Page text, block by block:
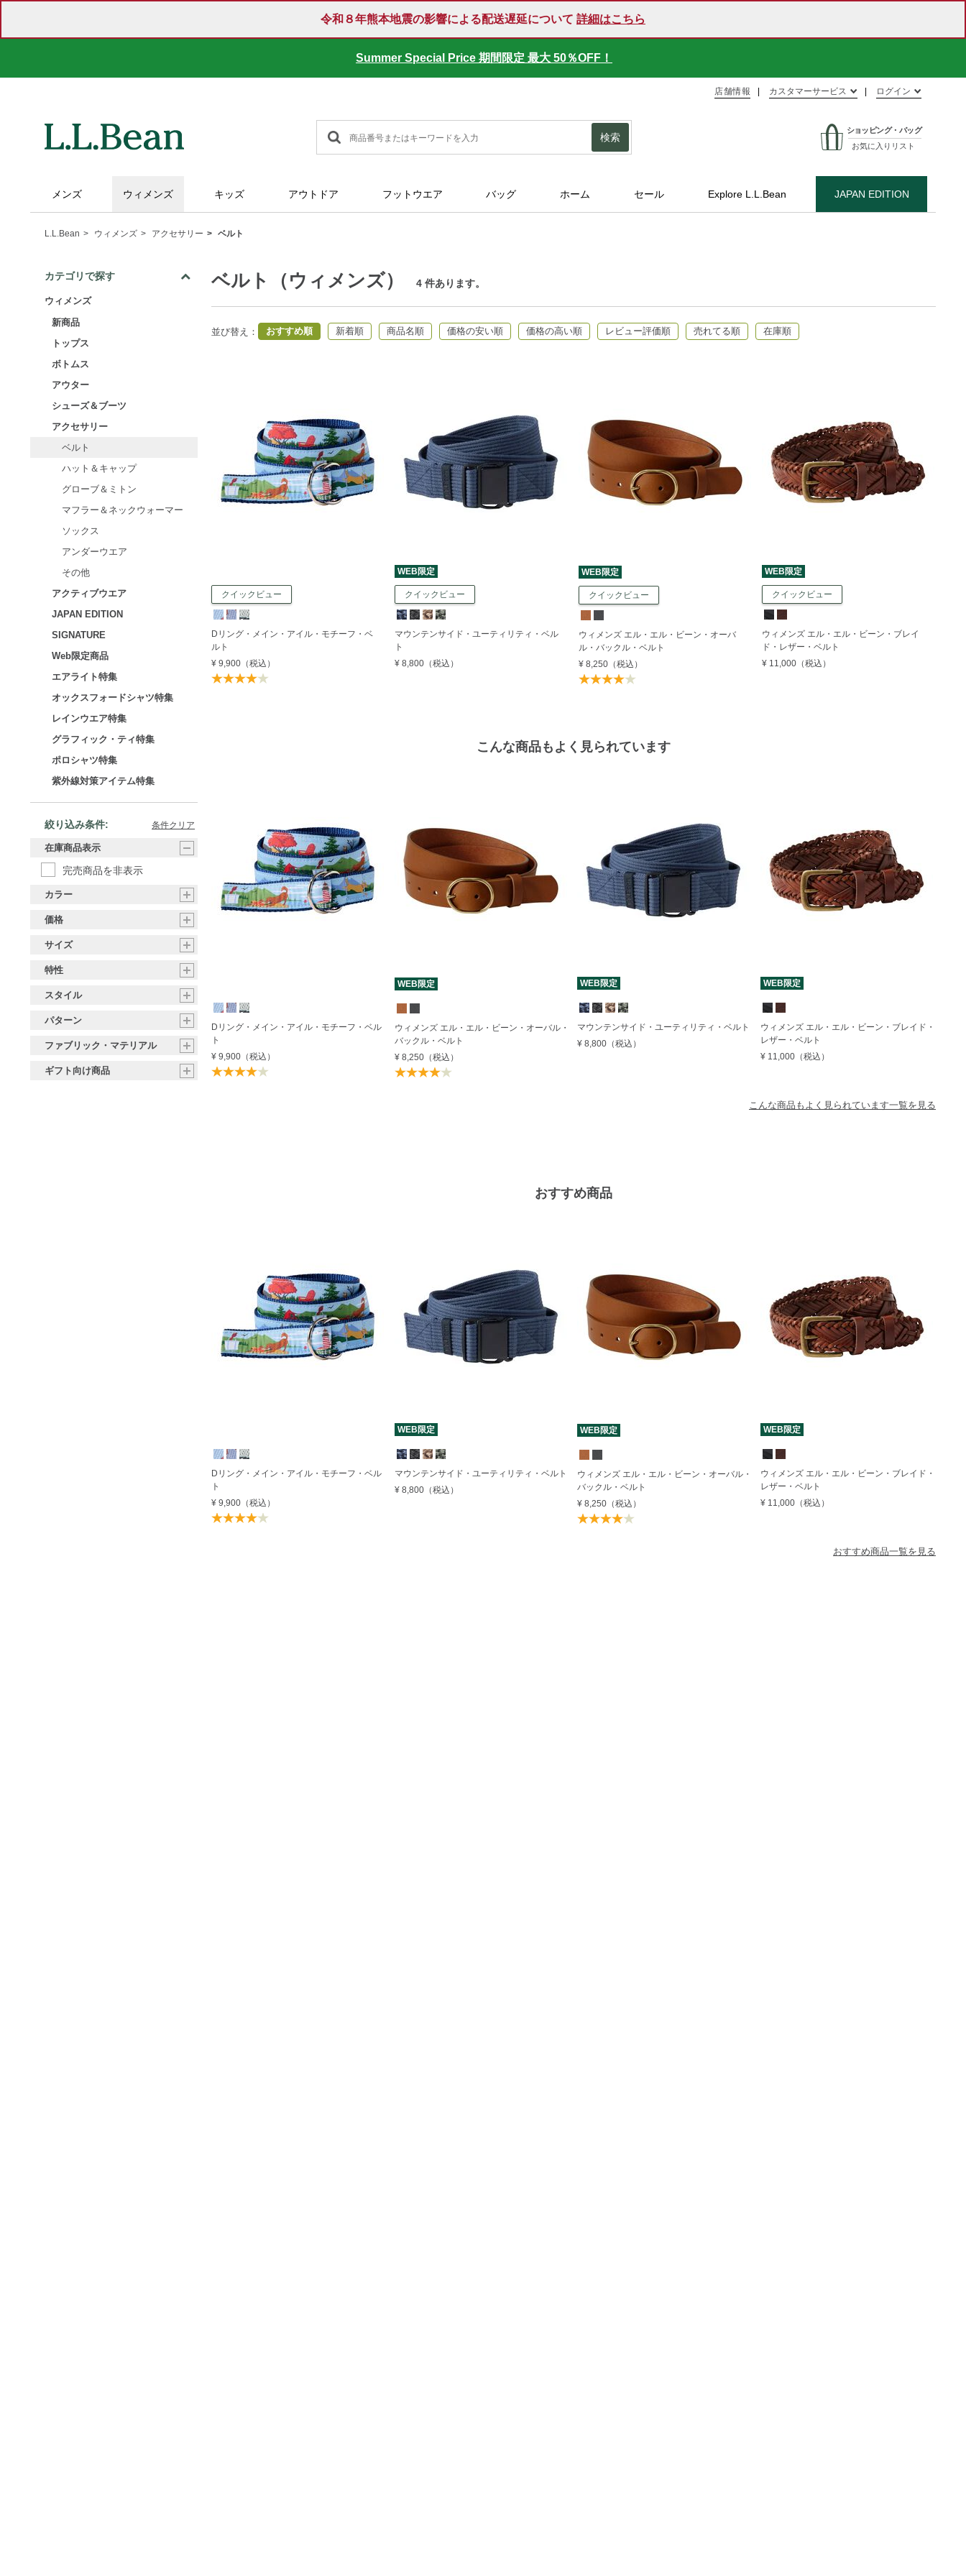
令和８年熊本地震の影響による配送遅延について 詳細はこちら
Summer Special Price 期間限定 最大 50％OFF！
店舗情報 カスタマーサービス ログイン
検索
ショッピング・バッグ
お気に入りリスト
メンズ ウィメンズ キッズ アウトドア フットウエア バッグ ホーム セール Explore L.L.Bean JAPAN EDITION
L.L.Bean ウィメンズ アクセサリー ベルト
カテゴリで探す
ウィメンズ
新商品
トップス
ボトムス
アウター
シューズ＆ブーツ
アクセサリー
ベルト
ハット＆キャップ
グローブ＆ミトン
マフラー＆ネックウォーマー
ソックス
アンダーウエア
その他
アクティブウエア
JAPAN EDITION
SIGNATURE
Web限定商品
エアライト特集
オックスフォードシャツ特集
レインウエア特集
グラフィック・ティ特集
ポロシャツ特集
紫外線対策アイテム特集
絞り込み条件: 条件クリア
在庫商品表示
完売商品を非表示
カラー
価格
サイズ
特性
スタイル
パターン
ファブリック・マテリアル
ギフト向け商品
ベルト（ウィメンズ） 4 件あります。
並び替え ： おすすめ順 新着順 商品名順 価格の安い順 価格の高い順 レビュー評価順 売れてる順 在庫順
クイックビュー
Dリング・メイン・アイル・モチーフ・ベ
ルト
¥ 9,900（税込）
WEB限定
クイックビュー
マウンテンサイド・ユーティリティ・ベル
ト
¥ 8,800 （税込）
WEB限定
クイックビュー
ウィメンズ エル・エル・ビーン・オーバ
ル・バックル・ベルト
¥ 8,250（税込）
WEB限定
クイックビュー
ウィメンズ エル・エル・ビーン・ブレイ
ド・レザー・ベルト
¥ 11,000 （税込）
こんな商品もよく見られています
Dリング・メイン・アイル・モチーフ・ベル
ト
¥ 9,900（税込）
WEB限定
ウィメンズ エル・エル・ビーン・オーバル・
バックル・ベルト
¥ 8,250（税込）
WEB限定
マウンテンサイド・ユーティリティ・ベルト
¥ 8,800 （税込）
WEB限定
ウィメンズ エル・エル・ビーン・ブレイド・
レザー・ベルト
¥ 11,000（税込）
こんな商品もよく見られています一覧を見る
おすすめ商品
Dリング・メイン・アイル・モチーフ・ベル
ト
¥ 9,900（税込）
WEB限定
マウンテンサイド・ユーティリティ・ベルト
¥ 8,800（税込）
WEB限定
ウィメンズ エル・エル・ビーン・オーバル・
バックル・ベルト
¥ 8,250 （税込）
WEB限定
ウィメンズ エル・エル・ビーン・ブレイド・
レザー・ベルト
¥ 11,000（税込）
おすすめ商品一覧を見る